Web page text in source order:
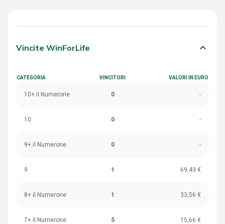
Vincite WinForLife keyboard_arrow_down
CATEGORIA VINCITORI VALORI IN EURO
10+ il Numerone 0 -
10 0 -
9+ il Numerone 0 -
9 1 69,43 €
8+ il Numerone 1 33,56 €
7+ il Numerone 5 15,66 €